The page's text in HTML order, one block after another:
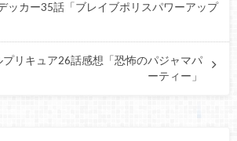
ッカー35話「ブレイブポリスパワーアップ
リキュア26話感想「恐怖のパジャマパ
ーティー」